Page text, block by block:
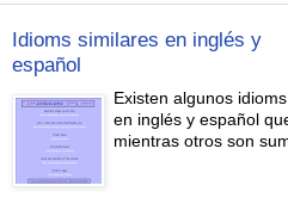
Idioms similares en inglés y
español
Existen algunos
en inglés y español
mientras otros son